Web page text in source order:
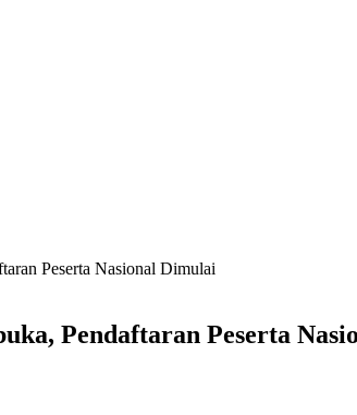
Peserta Nasional Dimulai
Pendaftaran Peserta